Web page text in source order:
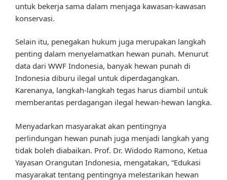
untuk bekerja sama dalam menjaga kawasan-kawasan
konservasi.
Selain itu, penegakan hukum juga merupakan langkah
penting dalam menyelamatkan hewan punah. Menurut
data dari WWF Indonesia, banyak hewan punah di
Indonesia diburu ilegal untuk diperdagangkan.
Karenanya, langkah-langkah tegas harus diambil untuk
memberantas perdagangan ilegal hewan-hewan langka.
Menyadarkan masyarakat akan pentingnya
perlindungan hewan punah juga menjadi langkah yang
tidak boleh diabaikan. Prof. Dr. Widodo Ramono, Ketua
Yayasan Orangutan Indonesia, mengatakan, “Edukasi
masyarakat tentang pentingnya melestarikan hewan